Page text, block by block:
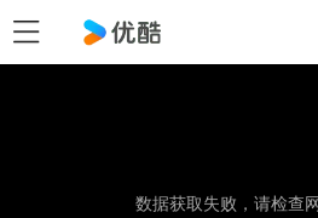
数据获取失败，请检查